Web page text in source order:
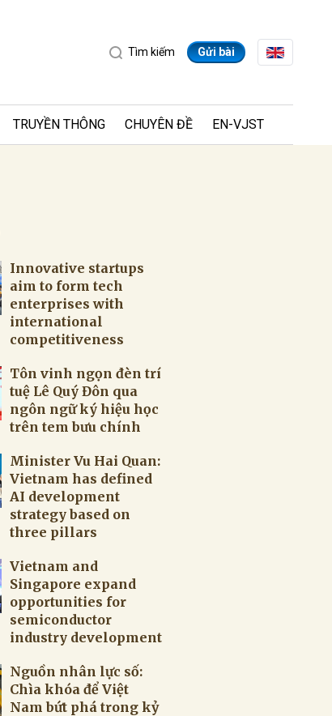
Tìm kiếm Gửi bài
TRUYỀN THÔNG CHUYÊN ĐỀ EN-VJST
Innovative startups
aim to form tech
enterprises with
international
competitiveness
Tôn vinh ngọn đèn trí
tuệ Lê Quý Đôn qua
ngôn ngữ ký hiệu học
trên tem bưu chính
Minister Vu Hai Quan:
Vietnam has defined
AI development
strategy based on
three pillars
Vietnam and
Singapore expand
opportunities for
semiconductor
industry development
Nguồn nhân lực số:
Chìa khóa để Việt
Nam bứt phá trong kỷ